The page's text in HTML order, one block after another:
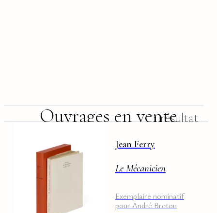
Ouvrages en vente
1 résultat
Jean Ferry
Le Mécanicien
Exemplaire nominatif
pour André Breton